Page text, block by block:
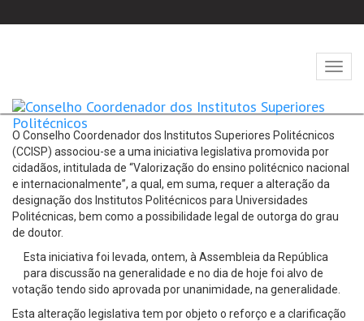
Abrir
O Conselho Coordenador dos Institutos Superiores Politécnicos
(CCISP) associou-se a uma iniciativa legislativa promovida por
cidadãos, intitulada de “Valorização do ensino politécnico nacional
e internacionalmente”, a qual, em suma, requer a alteração da
designação dos Institutos Politécnicos para Universidades
Politécnicas, bem como a possibilidade legal de outorga do grau
de doutor.
Esta iniciativa foi levada, ontem, à Assembleia da República
para discussão na generalidade e no dia de hoje foi alvo de
votação tendo sido aprovada por unanimidade, na generalidade.
Esta alteração legislativa tem por objeto o reforço e a clarificação